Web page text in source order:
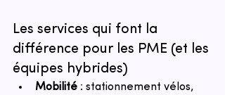
Les services qui font la
différence pour les PME (et les
équipes hybrides)
Mobilité : stationnement vélos,